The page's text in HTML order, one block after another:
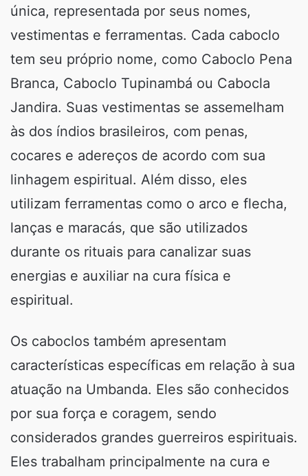
única, representada por seus nomes,
vestimentas e ferramentas. Cada caboclo
tem seu próprio nome, como Caboclo Pena
Branca, Caboclo Tupinambá ou Cabocla
Jandira. Suas vestimentas se assemelham
às dos índios brasileiros, com penas,
cocares e adereços de acordo com sua
linhagem espiritual. Além disso, eles
utilizam ferramentas como o arco e flecha,
lanças e maracás, que são utilizados
durante os rituais para canalizar suas
energias e auxiliar na cura física e
espiritual.
Os caboclos também apresentam
características específicas em relação à sua
atuação na Umbanda. Eles são conhecidos
por sua força e coragem, sendo
considerados grandes guerreiros espirituais.
Eles trabalham principalmente na cura e